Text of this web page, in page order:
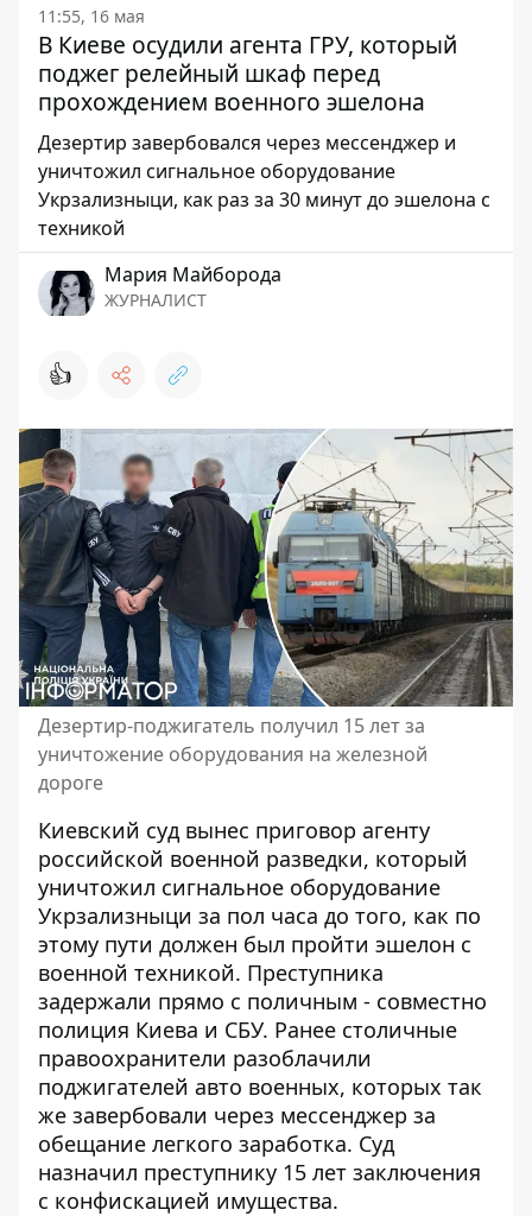
11:55, 16 мая
В Киеве осудили агента ГРУ, который
поджег релейный шкаф перед
прохождением военного эшелона
Дезертир завербовался через мессенджер и
уничтожил сигнальное оборудование
Укрзализныци, как раз за 30 минут до эшелона с
техникой
Мария Майборода
ЖУРНАЛИСТ
👍
Дезертир-поджигатель получил 15 лет за
уничтожение оборудования на железной
дороге
Киевский суд вынес приговор агенту
российской военной разведки, который
уничтожил сигнальное оборудование
Укрзализныци за пол часа до того, как по
этому пути должен был пройти эшелон с
военной техникой. Преступника
задержали прямо с поличным - совместно
полиция Киева и СБУ. Ранее столичные
правоохранители разоблачили
поджигателей авто военных, которых так
же завербовали через мессенджер за
обещание легкого заработка. Суд
назначил преступнику 15 лет заключения
с конфискацией имущества.